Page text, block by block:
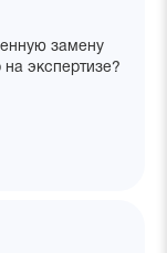
замену
экспертизе?